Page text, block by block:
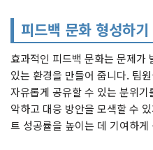
피드백 문화 형성하기
효과적인 피드백 문화는 문제가
있는 환경을 만들어 줍니다. 팀
자유롭게 공유할 수 있는 분위
악하고 대응 방안을 모색할 수
트 성공률을 높이는 데 기여하게